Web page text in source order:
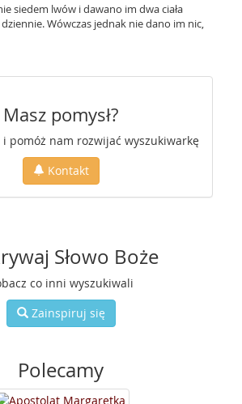
siedem lwów i dawano im dwa ciała
Wówczas jednak nie dano im nic,
Masz pomysł?
pomóż nam rozwijać wyszukiwarkę
Kontakt
Słowo Boże
co inni wyszukiwali
Zainspiruj się
Polecamy